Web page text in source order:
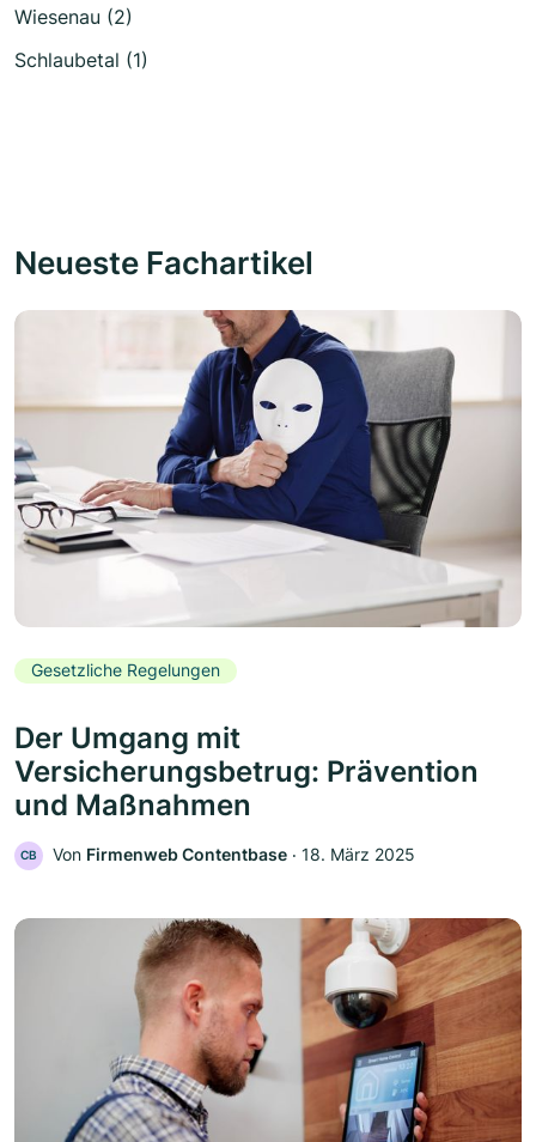
Wiesenau (2)
Schlaubetal (1)
Neueste Fachartikel
Gesetzliche Regelungen
Der Umgang mit
Versicherungsbetrug: Prävention
und Maßnahmen
CB Von Firmenweb Contentbase ‧ 18. März 2025